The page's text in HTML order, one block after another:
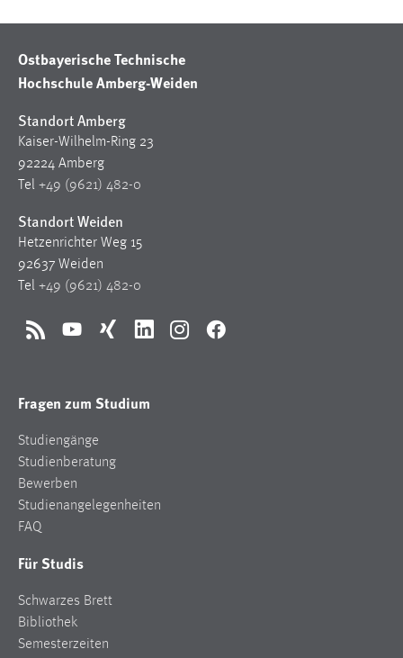
Ostbayerische Technische
Hochschule Amberg-Weiden
Standort Amberg
Kaiser-Wilhelm-Ring 23
92224 Amberg
Tel +49 (9621) 482-0
Standort Weiden
Hetzenrichter Weg 15
92637 Weiden
Tel +49 (9621) 482-0
RSS YouTubeXing LinkedInInstagramFacebook
Fragen zum Studium
Studiengänge
Studienberatung
Bewerben
Studienangelegenheiten
FAQ
Für Studis
Schwarzes Brett
Bibliothek
Semesterzeiten